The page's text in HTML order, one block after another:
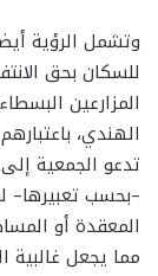
وتشمل الرؤية
للسكان بحق
المزارعين
الهندي،
تدعو الجمعية
–بحسب تعبيرها–
المعقدة أو
مما يجعل غالبية